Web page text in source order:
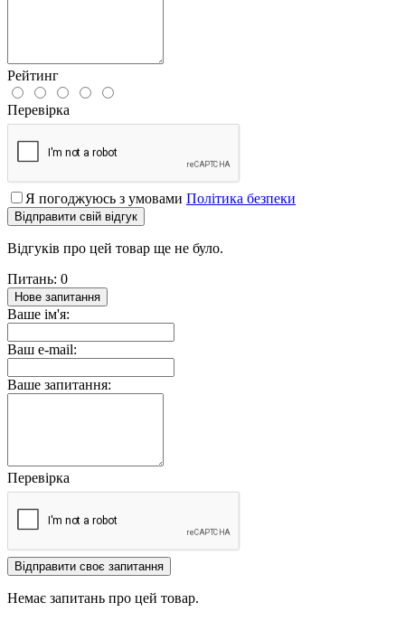
Рейтинг
Перевірка
Я погоджуюсь з умовами Політика безпеки
Відправити свій відгук
Відгуків про цей товар ще не було.
Питань: 0
Нове запитання
Ваше ім'я:
Ваш e-mail:
Ваше запитання:
Перевірка
Відправити своє запитання
Немає запитань про цей товар.